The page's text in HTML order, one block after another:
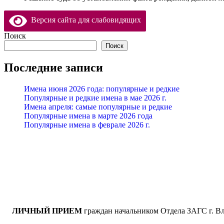
Версия сайта для слабовидящих
Поиск
Поиск
Последние записи
Имена июня 2026 года: популярные и редкие
Популярные и редкие имена в мае 2026 г.
Имена апреля: самые популярные и редкие
Популярные имена в марте 2026 года
Популярные имена в феврале 2026 г.
ЛИЧНЫЙ ПРИЕМ граждан начальником Отдела ЗАГС г.